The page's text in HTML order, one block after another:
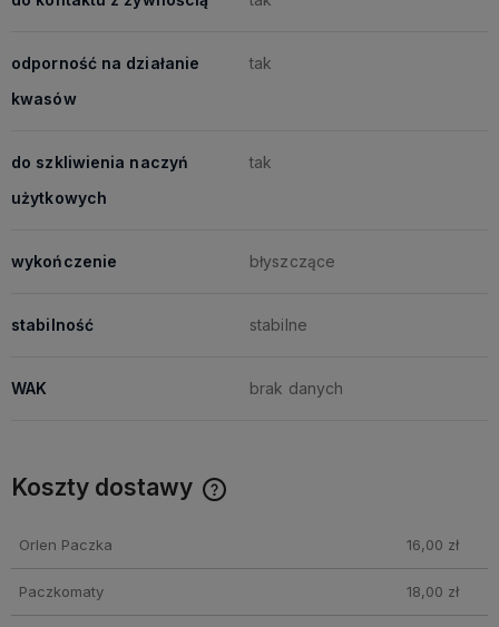
odporność na działanie
kwasów
tak
do szkliwienia naczyń
użytkowych
tak
wykończenie błyszczące
stabilność stabilne
WAK brak danych
Koszty dostawy
Orlen Paczka 16,00 zł
Paczkomaty 18,00 zł